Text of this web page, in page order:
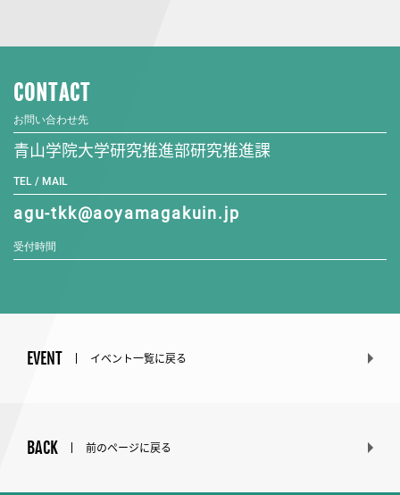
CONTACT
お問い合わせ先
青山学院大学研究推進部研究推進課
TEL / MAIL
agu-tkk@aoyamagakuin.jp
受付時間
EVENT イベント一覧に戻る
BACK 前のページに戻る